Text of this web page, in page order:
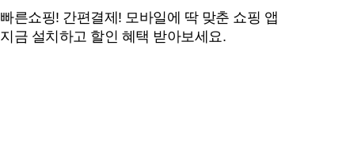
빠른쇼핑! 간편결제! 모바일에 딱 맞춘 쇼핑 앱
지금 설치하고 할인 혜택 받아보세요.